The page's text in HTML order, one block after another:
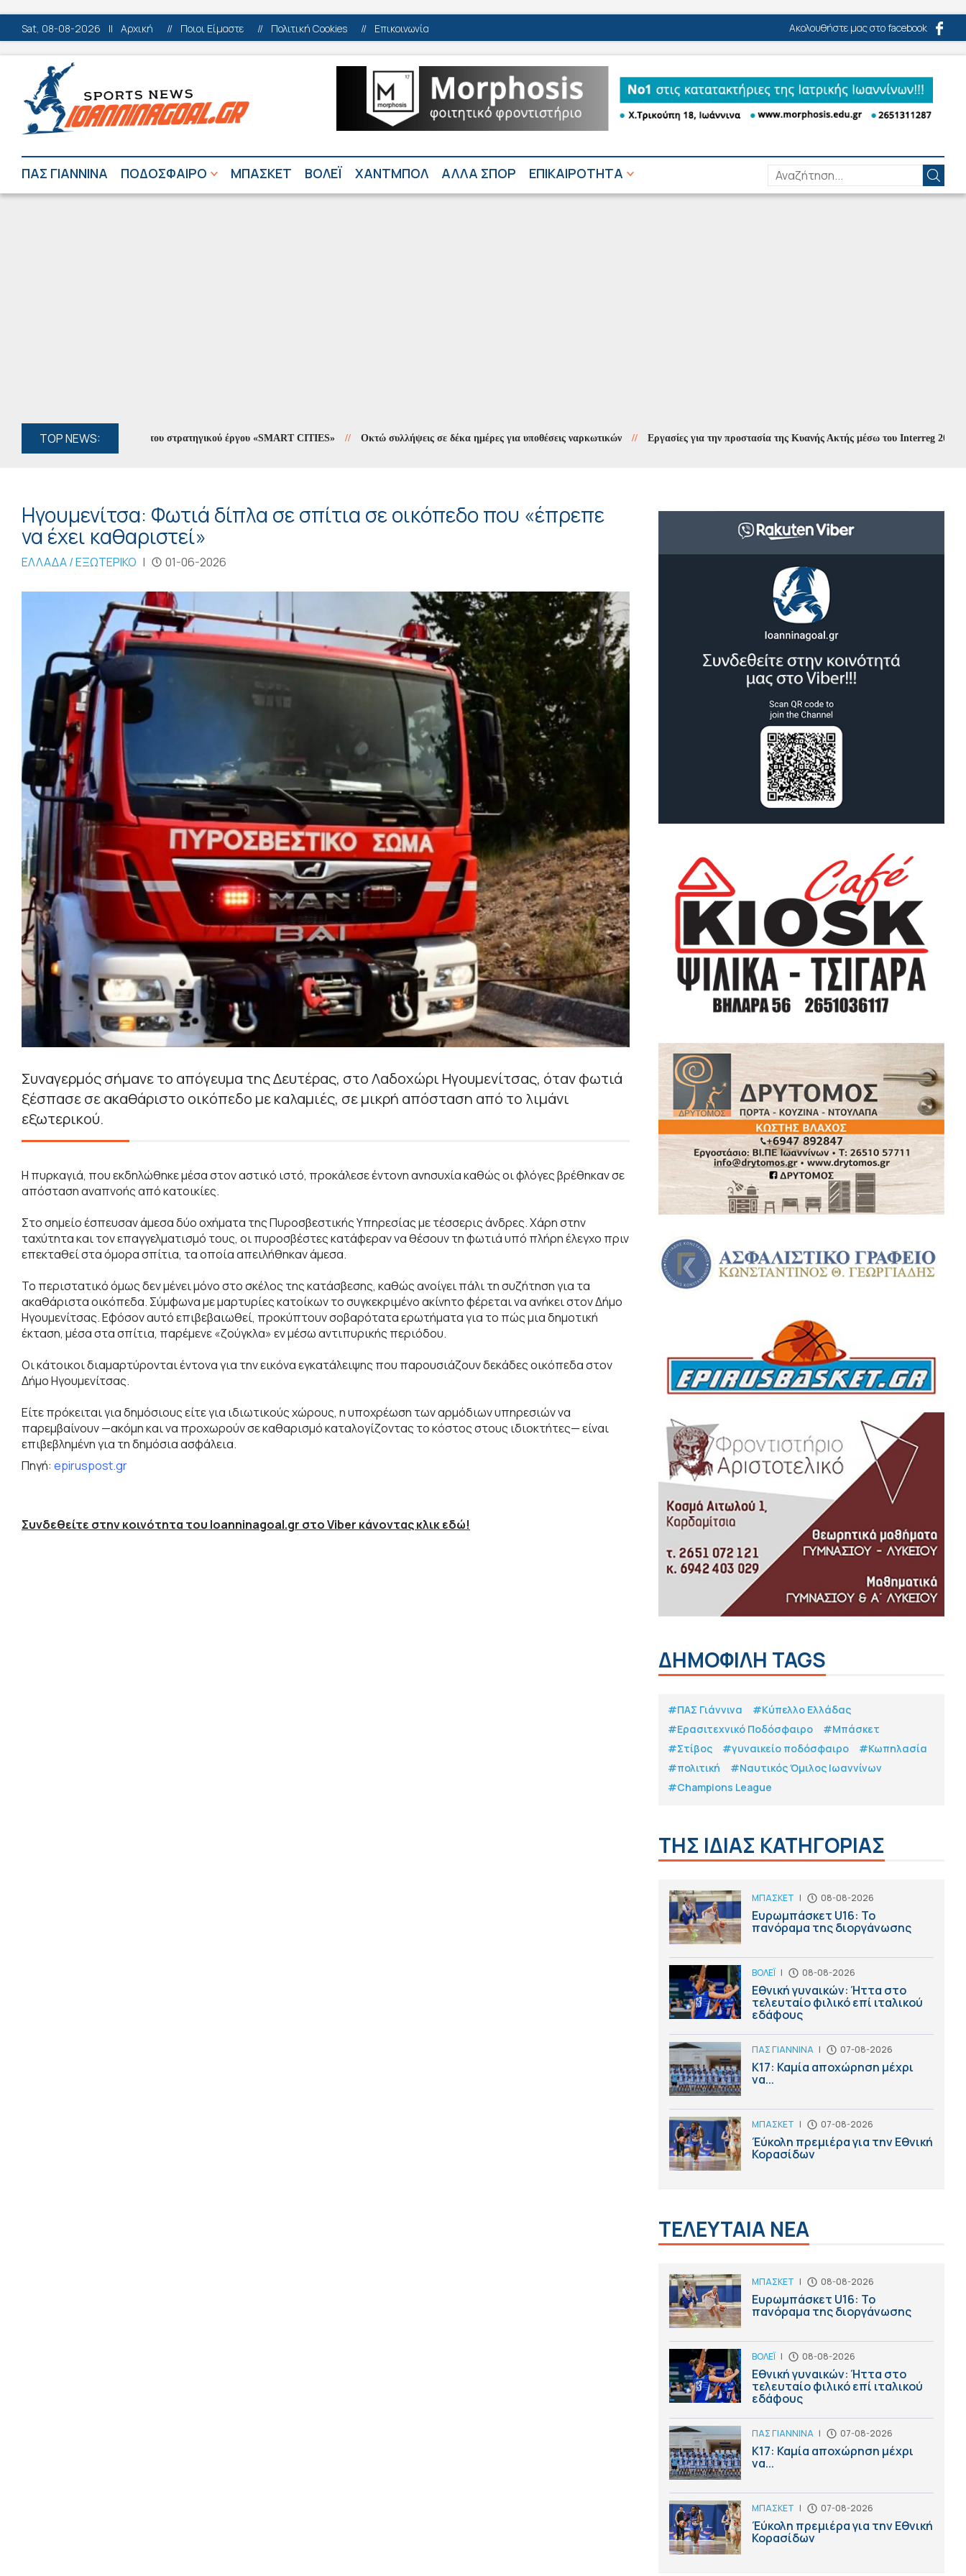
Sat, 08-08-2026 || Αρχική // Ποιοι Είμαστε // Πολιτική Cookies // Επικοινωνία Ακολουθήστε μας στο facebook
ΠΑΣ ΓΙΑΝΝΙΝΑ ΠΟΔΟΣΦΑΙΡΟ ΜΠΑΣΚΕΤ ΒΟΛΕΪ ΧΑΝΤΜΠΟΛ ΑΛΛΑ ΣΠΟΡ ΕΠΙΚΑΙΡΟΤΗΤΑ
TOP NEWS:
στο Kick-off Meeting του στρατηγικού έργου «SMART CITIES» // Οκτώ συλλήψεις σε δέκα ημέρες για υποθέσεις ναρκωτικών // Εργασίες για την προστασία της Κυανής Ακτής μέσω του Interreg 2021-2027
Ηγουμενίτσα: Φωτιά δίπλα σε σπίτια σε οικόπεδο που «έπρεπε
να έχει καθαριστεί»
ΕΛΛΑΔΑ / ΕΞΩΤΕΡΙΚΟ | 01-06-2026
Συναγερμός σήμανε το απόγευμα της Δευτέρας, στο Λαδοχώρι Ηγουμενίτσας, όταν φωτιά
ξέσπασε σε ακαθάριστο οικόπεδο με καλαμιές, σε μικρή απόσταση από το λιμάνι
εξωτερικού.
Η πυρκαγιά, που εκδηλώθηκε μέσα στον αστικό ιστό, προκάλεσε έντονη ανησυχία καθώς οι φλόγες βρέθηκαν σε
απόσταση αναπνοής από κατοικίες.
Στο σημείο έσπευσαν άμεσα δύο οχήματα της Πυροσβεστικής Υπηρεσίας με τέσσερις άνδρες. Χάρη στην
ταχύτητα και τον επαγγελματισμό τους, οι πυροσβέστες κατάφεραν να θέσουν τη φωτιά υπό πλήρη έλεγχο πριν
επεκταθεί στα όμορα σπίτια, τα οποία απειλήθηκαν άμεσα.
Το περιστατικό όμως δεν μένει μόνο στο σκέλος της κατάσβεσης, καθώς ανοίγει πάλι τη συζήτηση για τα
ακαθάριστα οικόπεδα. Σύμφωνα με μαρτυρίες κατοίκων το συγκεκριμένο ακίνητο φέρεται να ανήκει στον Δήμο
Ηγουμενίτσας. Εφόσον αυτό επιβεβαιωθεί, προκύπτουν σοβαρότατα ερωτήματα για το πώς μια δημοτική
έκταση, μέσα στα σπίτια, παρέμενε «ζούγκλα» εν μέσω αντιπυρικής περιόδου.
Οι κάτοικοι διαμαρτύρονται έντονα για την εικόνα εγκατάλειψης που παρουσιάζουν δεκάδες οικόπεδα στον
Δήμο Ηγουμενίτσας.
Είτε πρόκειται για δημόσιους είτε για ιδιωτικούς χώρους, η υποχρέωση των αρμόδιων υπηρεσιών να
παρεμβαίνουν —ακόμη και να προχωρούν σε καθαρισμό καταλογίζοντας το κόστος στους ιδιοκτήτες— είναι
επιβεβλημένη για τη δημόσια ασφάλεια.
Πηγή: epiruspost.gr
Συνδεθείτε στην κοινότητα του Ioanninagoal.gr στο Viber κάνοντας κλικ εδώ!
ΔΗΜΟΦΙΛΗ TAGS
#ΠΑΣ Γιάννινα
#Κύπελλο Ελλάδας
#Eρασιτεχνικό Ποδόσφαιρο
#Μπάσκετ
#Στίβος
#γυναικείο ποδόσφαιρο
#Κωπηλασία
#πολιτική
#Ναυτικός Όμιλος Ιωαννίνων
#Champions League
ΤΗΣ ΙΔΙΑΣ ΚΑΤΗΓΟΡΙΑΣ
ΜΠΑΣΚΕΤ | 08-08-2026
Ευρωμπάσκετ U16: Το
πανόραμα της διοργάνωσης
ΒΟΛΕΪ | 08-08-2026
Εθνική γυναικών: Ήττα στο
τελευταίο φιλικό επί ιταλικού
εδάφους
ΠΑΣ ΓΙΑΝΝΙΝΑ | 07-08-2026
Κ17: Καμία αποχώρηση μέχρι
να...
ΜΠΑΣΚΕΤ | 07-08-2026
Έύκολη πρεμιέρα για την Εθνική
Κορασίδων
ΤΕΛΕΥΤΑΙΑ ΝΕΑ
ΜΠΑΣΚΕΤ | 08-08-2026
Ευρωμπάσκετ U16: Το
πανόραμα της διοργάνωσης
ΒΟΛΕΪ | 08-08-2026
Εθνική γυναικών: Ήττα στο
τελευταίο φιλικό επί ιταλικού
εδάφους
ΠΑΣ ΓΙΑΝΝΙΝΑ | 07-08-2026
Κ17: Καμία αποχώρηση μέχρι
να...
ΜΠΑΣΚΕΤ | 07-08-2026
Έύκολη πρεμιέρα για την Εθνική
Κορασίδων